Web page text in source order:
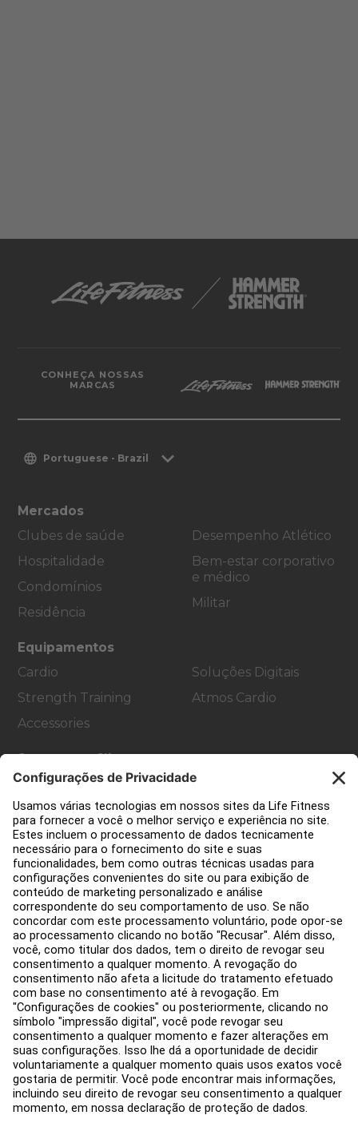
CONHEÇA NOSSAS
MARCAS
Portuguese - Brazil
Mercados
Clubes de saúde
Hospitalidade
Condomínios
Residência
Desempenho Atlético
Bem-estar corporativo
e médico
Militar
Equipamentos
Cardio
Strength Training
Accessories
Soluções Digitais
Atmos Cardio
Suporte ao Cliente
Design de academia
Hub de serviço
Hub de Educação
Sobre
Encontre um Distribuidor
Encontre uma loja
Legal
Acessibilidade
Carreiras
Entrar no Facility Connect